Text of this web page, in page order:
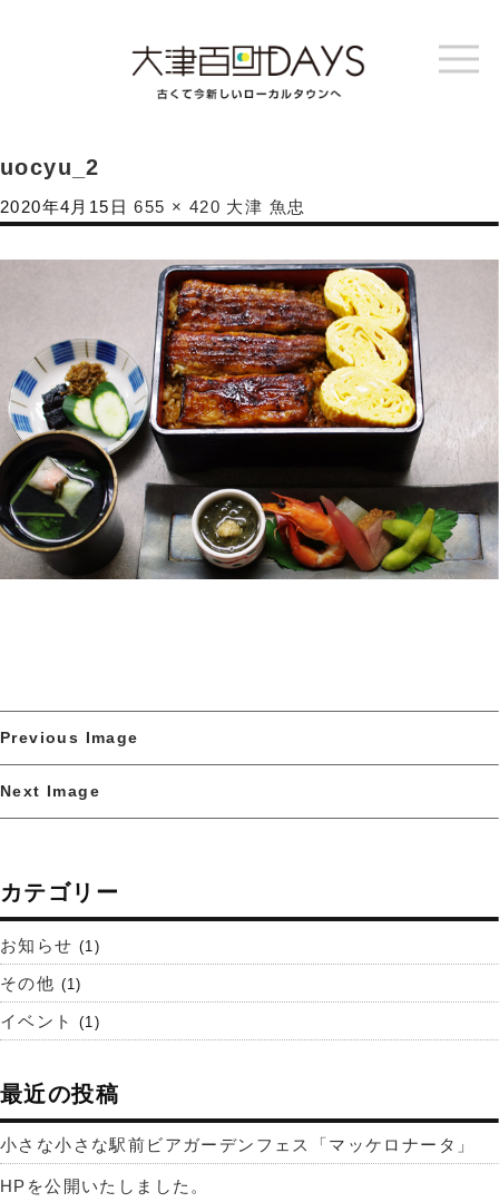
uocyu_2
2020年4月15日 655 × 420 大津 魚忠
Previous Image
Next Image
カテゴリー
お知らせ (1)
その他 (1)
イベント (1)
最近の投稿
小さな小さな駅前ビアガーデンフェス「マッケロナータ」
HPを公開いたしました。